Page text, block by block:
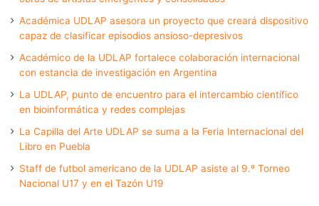
Académica UDLAP asesora un proyecto que creará dispositivo
capaz de clasificar episodios ansioso-depresivos
Académico de la UDLAP fortalece colaboración internacional
con estancia de investigación en Argentina
La UDLAP, punto de encuentro para el intercambio científico
en bioinformática y redes complejas
La Capilla del Arte UDLAP se suma a la Feria Internacional del
Libro en Puebla
Staff de futbol americano de la UDLAP asiste al 9.º Torneo
Nacional U17 y en el Tazón U19